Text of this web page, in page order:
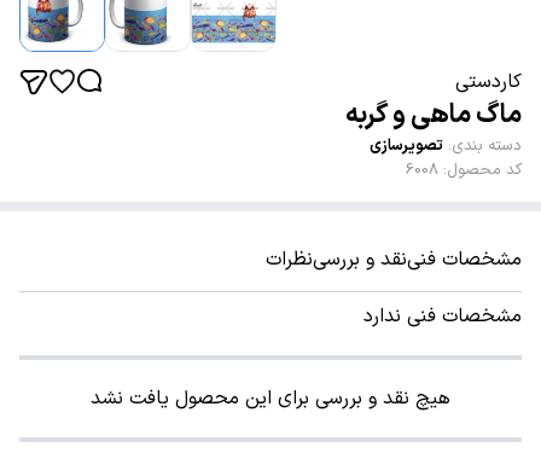
کاردستی
ماگ ماهی و گربه
دسته بندی: تصویرسازی
کد محصول:
6008
مشخصات فنینقد و بررسینظرات
مشخصات فنی ندارد
هیچ نقد و بررسی برای این محصول یافت نشد